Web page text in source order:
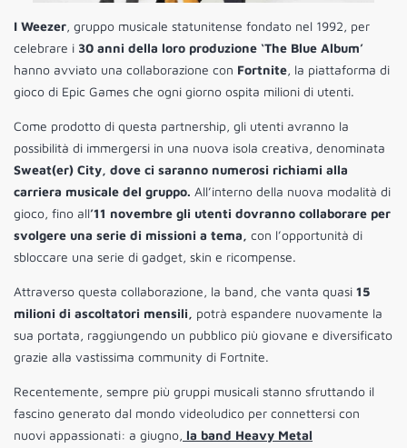
I Weezer, gruppo musicale statunitense fondato nel 1992, per
celebrare i 30 anni della loro produzione ‘The Blue Album’
hanno avviato una collaborazione con Fortnite, la piattaforma di
gioco di Epic Games che ogni giorno ospita milioni di utenti.
Come prodotto di questa partnership, gli utenti avranno la
possibilità di immergersi in una nuova isola creativa, denominata
Sweat(er) City, dove ci saranno numerosi richiami alla
carriera musicale del gruppo. All’interno della nuova modalità di
gioco, fino all’11 novembre gli utenti dovranno collaborare per
svolgere una serie di missioni a tema, con l’opportunità di
sbloccare una serie di gadget, skin e ricompense.
Attraverso questa collaborazione, la band, che vanta quasi 15
milioni di ascoltatori mensili, potrà espandere nuovamente la
sua portata, raggiungendo un pubblico più giovane e diversificato
grazie alla vastissima community di Fortnite.
Recentemente, sempre più gruppi musicali stanno sfruttando il
fascino generato dal mondo videoludico per connettersi con
nuovi appassionati: a giugno, la band Heavy Metal